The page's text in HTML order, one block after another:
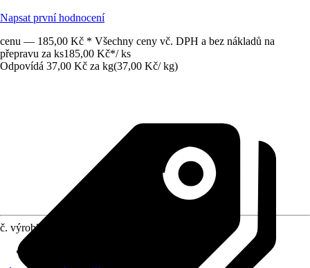
Napsat první hodnocení
cenu — 185,00 Kč * Všechny ceny vč. DPH a bez nákladů na
přepravu za ks185,00 Kč*/ ks
Odpovídá 37,00 Kč za kg(37,00 Kč/ kg)
č. výrobku